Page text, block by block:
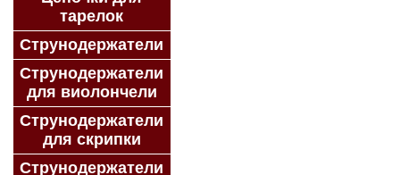
тарелок
Струнодержатели
Струнодержатели
для виолончели
Струнодержатели
для скрипки
Струнодержатели